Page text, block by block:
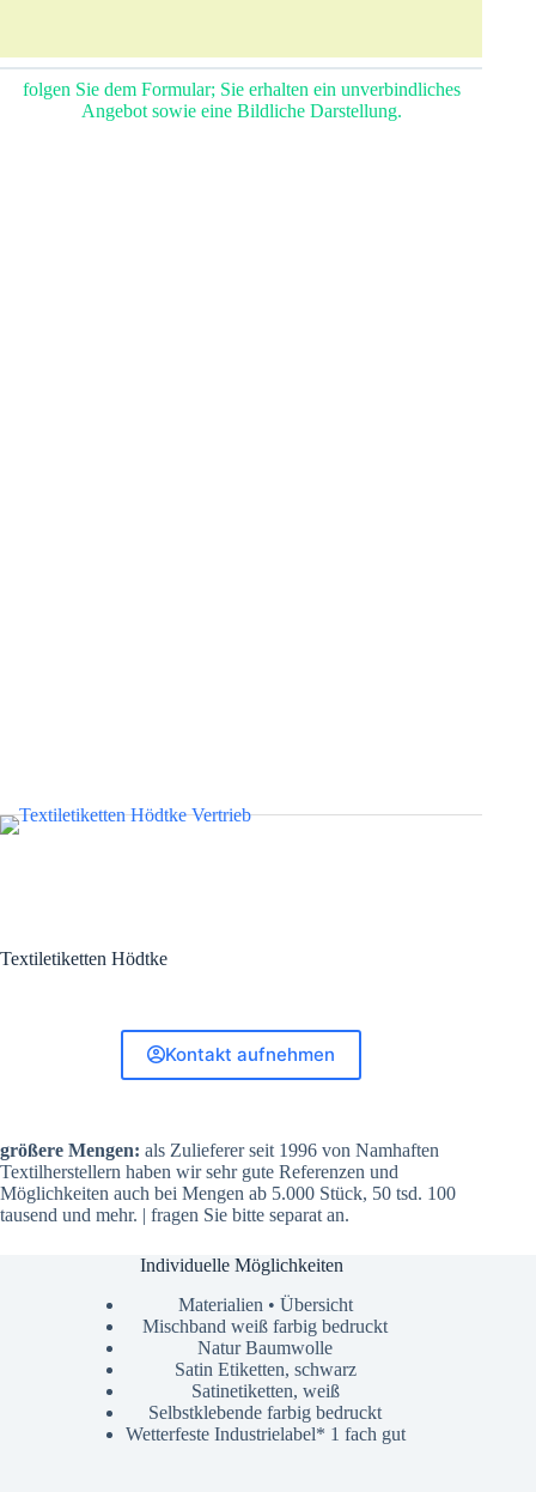
folgen Sie dem Formular; Sie erhalten ein unverbindliches
Angebot sowie eine Bildliche Darstellung.
Textiletiketten Hödtke
Kontakt aufnehmen
größere Mengen: als Zulieferer seit 1996 von Namhaften
Textilherstellern haben wir sehr gute Referenzen und
Möglichkeiten auch bei Mengen ab 5.000 Stück, 50 tsd. 100
tausend und mehr. | fragen Sie bitte separat an.
Individuelle Möglichkeiten
Materialien • Übersicht
Mischband weiß farbig bedruckt
Natur Baumwolle
Satin Etiketten, schwarz
Satinetiketten, weiß
Selbstklebende farbig bedruckt
Wetterfeste Industrielabel* 1 fach gut